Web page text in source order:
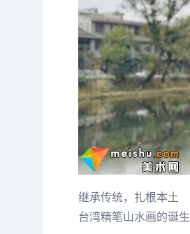
继承传统，扎根本土
台湾精笔山水画的诞生